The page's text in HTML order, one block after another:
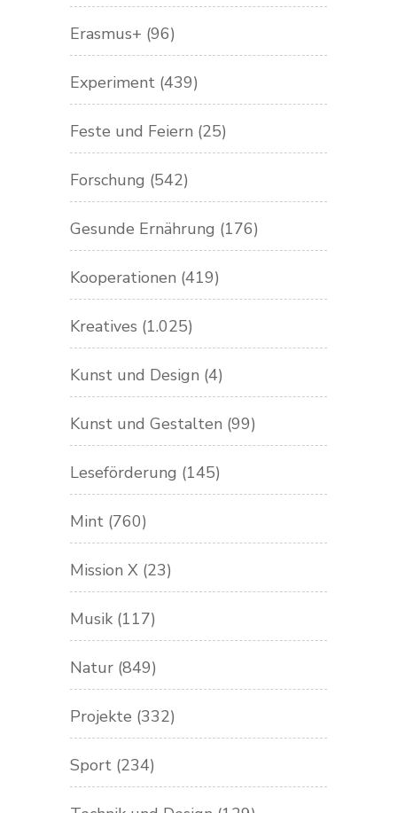
Erasmus+ (96)
Experiment (439)
Feste und Feiern (25)
Forschung (542)
Gesunde Ernährung (176)
Kooperationen (419)
Kreatives (1.025)
Kunst und Design (4)
Kunst und Gestalten (99)
Leseförderung (145)
Mint (760)
Mission X (23)
Musik (117)
Natur (849)
Projekte (332)
Sport (234)